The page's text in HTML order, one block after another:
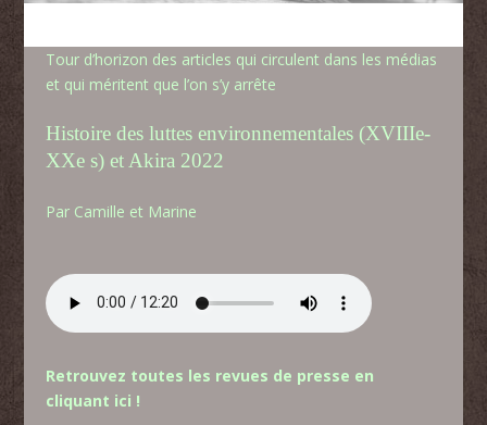
Tour d’horizon des articles qui circulent dans les médias
et qui méritent que l’on s’y arrête
Histoire des luttes environnementales (XVIIIe-
XXe s) et Akira 2022
Par Camille et Marine
Retrouvez toutes les revues de presse en
cliquant ici !